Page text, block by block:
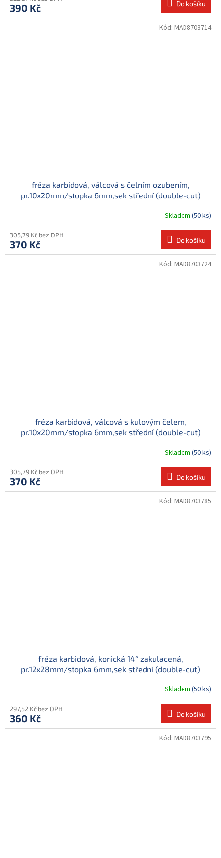
390 Kč Do košíku
fréza karbidová, válcová s čelním ozubením,
pr.10x20mm/stopka 6mm,sek střední (double-cut)
Skladem (50 ks)
305,79 Kč bez DPH
370 Kč Do košíku
Kód: MAD8703714
fréza karbidová, válcová s kulovým čelem,
pr.10x20mm/stopka 6mm,sek střední (double-cut)
Skladem (50 ks)
305,79 Kč bez DPH
370 Kč Do košíku
Kód: MAD8703724
fréza karbidová, konická 14° zakulacená,
pr.12x28mm/stopka 6mm,sek střední (double-cut)
Skladem (50 ks)
297,52 Kč bez DPH
360 Kč Do košíku
Kód: MAD8703785
Kód: MAD8703795